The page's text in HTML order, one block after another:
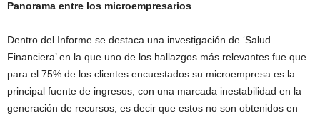
Panorama entre los microempresarios
Dentro del Informe se destaca una investigación de ‘Salud
Financiera’ en la que uno de los hallazgos más relevantes fue que
para el 75% de los clientes encuestados su microempresa es la
principal fuente de ingresos, con una marcada inestabilidad en la
generación de recursos, es decir que estos no son obtenidos en